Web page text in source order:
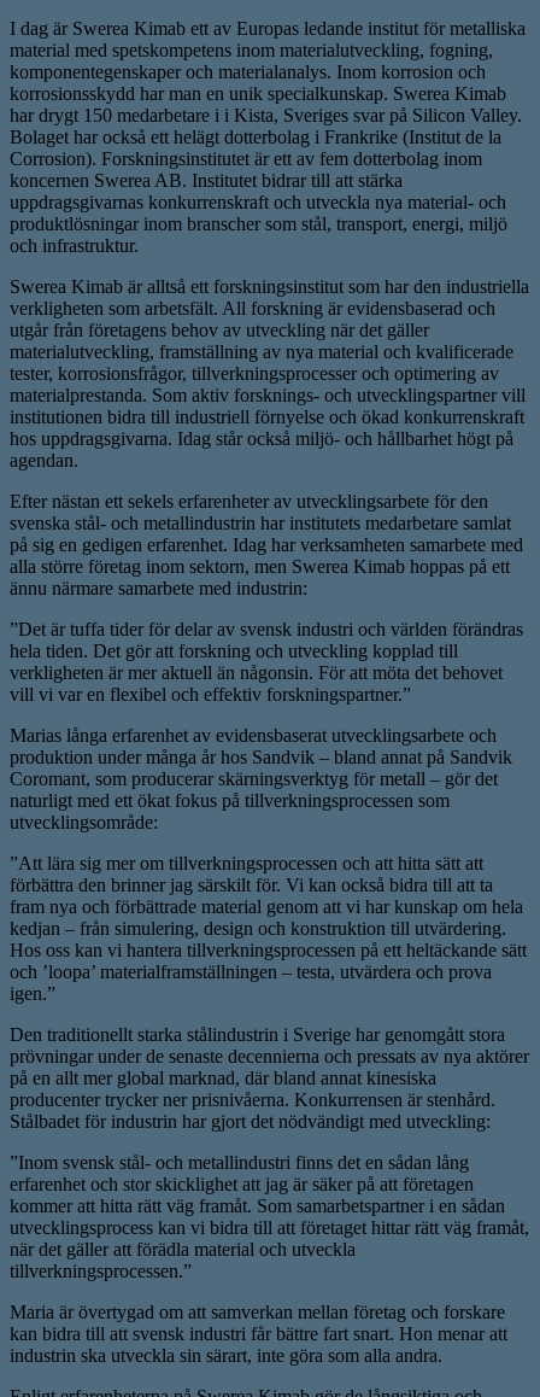
I dag är Swerea Kimab ett av Europas ledande institut för metalliska
material med spetskompetens inom materialutveckling, fogning,
komponentegenskaper och materialanalys. Inom korrosion och
korrosionsskydd har man en unik specialkunskap. Swerea Kimab
har drygt 150 medarbetare i i Kista, Sveriges svar på Silicon Valley.
Bolaget har också ett helägt dotterbolag i Frankrike (Institut de la
Corrosion). Forskningsinstitutet är ett av fem dotterbolag inom
koncernen Swerea AB. Institutet bidrar till att stärka
uppdragsgivarnas konkurrenskraft och utveckla nya material- och
produktlösningar inom branscher som stål, transport, energi, miljö
och infrastruktur.
Swerea Kimab är alltså ett forskningsinstitut som har den industriella
verkligheten som arbetsfält. All forskning är evidensbaserad och
utgår från företagens behov av utveckling när det gäller
materialutveckling, framställning av nya material och kvalificerade
tester, korrosionsfrågor, tillverkningsprocesser och optimering av
materialprestanda. Som aktiv forsknings- och utvecklingspartner vill
institutionen bidra till industriell förnyelse och ökad konkurrenskraft
hos uppdragsgivarna. Idag står också miljö- och hållbarhet högt på
agendan.
Efter nästan ett sekels erfarenheter av utvecklingsarbete för den
svenska stål- och metallindustrin har institutets medarbetare samlat
på sig en gedigen erfarenhet. Idag har verksamheten samarbete med
alla större företag inom sektorn, men Swerea Kimab hoppas på ett
ännu närmare samarbete med industrin:
”Det är tuffa tider för delar av svensk industri och världen förändras
hela tiden. Det gör att forskning och utveckling kopplad till
verkligheten är mer aktuell än någonsin. För att möta det behovet
vill vi var en flexibel och effektiv forskningspartner.”
Marias långa erfarenhet av evidensbaserat utvecklingsarbete och
produktion under många år hos Sandvik – bland annat på Sandvik
Coromant, som producerar skärningsverktyg för metall – gör det
naturligt med ett ökat fokus på tillverkningsprocessen som
utvecklingsområde:
”Att lära sig mer om tillverkningsprocessen och att hitta sätt att
förbättra den brinner jag särskilt för. Vi kan också bidra till att ta
fram nya och förbättrade material genom att vi har kunskap om hela
kedjan – från simulering, design och konstruktion till utvärdering.
Hos oss kan vi hantera tillverkningsprocessen på ett heltäckande sätt
och ’loopa’ materialframställningen – testa, utvärdera och prova
igen.”
Den traditionellt starka stålindustrin i Sverige har genomgått stora
prövningar under de senaste decennierna och pressats av nya aktörer
på en allt mer global marknad, där bland annat kinesiska
producenter trycker ner prisnivåerna. Konkurrensen är stenhård.
Stålbadet för industrin har gjort det nödvändigt med utveckling:
”Inom svensk stål- och metallindustri finns det en sådan lång
erfarenhet och stor skicklighet att jag är säker på att företagen
kommer att hitta rätt väg framåt. Som samarbetspartner i en sådan
utvecklingsprocess kan vi bidra till att företaget hittar rätt väg framåt,
när det gäller att förädla material och utveckla
tillverkningsprocessen.”
Maria är övertygad om att samverkan mellan företag och forskare
kan bidra till att svensk industri får bättre fart snart. Hon menar att
industrin ska utveckla sin särart, inte göra som alla andra.